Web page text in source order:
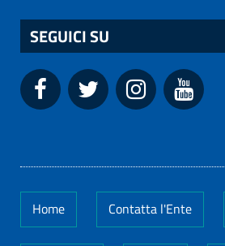
SEGUICI SU
Home Contatta l'Ente